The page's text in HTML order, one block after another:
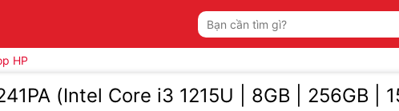
Tìm
kiếm:
HP
(Intel Core i3 1215U | 8GB | 256GB |